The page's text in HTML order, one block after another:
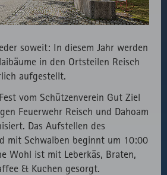
soweit: In diesem Jahr werden
in den Ortsteilen Reisch
aufgestellt.
vom Schützenverein Gut Ziel
Feuerwehr Reisch und Dahoam
Das Aufstellen des
mit Schwalben beginnt um 10:00
Wohl ist mit Leberkäs, Braten,
& Kuchen gesorgt.
lokal